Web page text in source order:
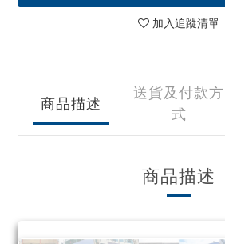
加入追蹤清單
商品描述
送貨及付款方
式
商品描述